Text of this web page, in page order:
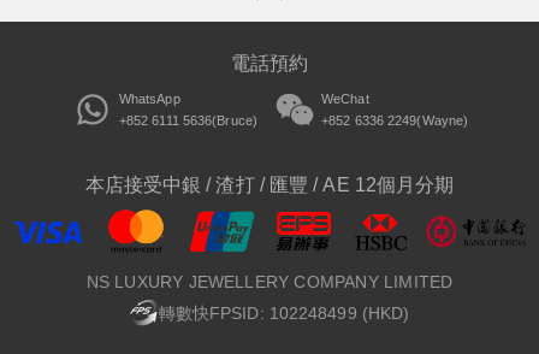
電話預約
WhatsApp
+852 6111 5636(Bruce)
WeChat
+852 6336 2249(Wayne)
本店接受中銀 / 渣打 / 匯豐 / AE 12個月分期
NS LUXURY JEWELLERY COMPANY LIMITED
轉數快FPSID: 102248499 (HKD)